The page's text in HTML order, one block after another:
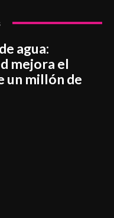
agua:
mejora el
un millón de